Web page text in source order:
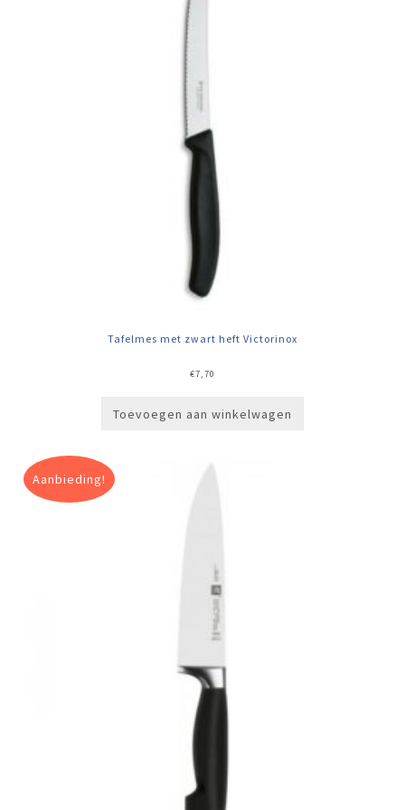
Tafelmes met zwart heft Victorinox
€7,70
Toevoegen aan winkelwagen
Aanbieding!